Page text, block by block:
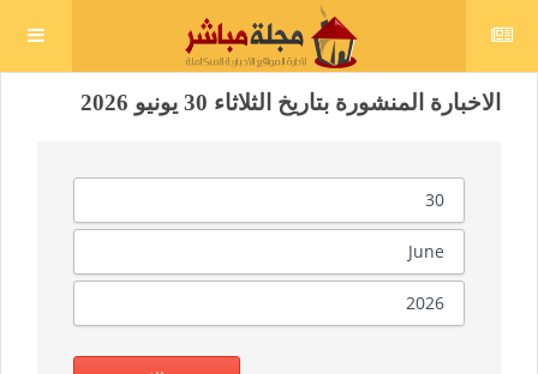
الاخبارة المنشورة بتاريخ الثلاثاء 30 يونيو 2026